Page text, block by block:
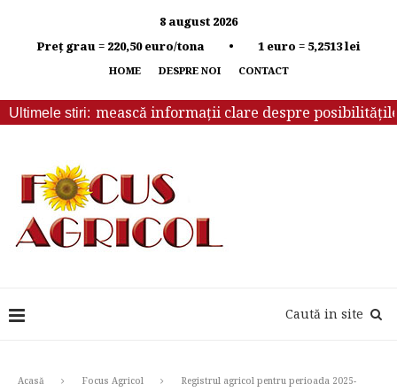
8 august 2026
Preț grau = 220,50 euro/tona • 1 euro = 5,2513 lei
HOME DESPRE NOI CONTACT
Ultimele stiri:
să primească informații clare despre posibilitățile
Caută in site
Acasă Focus Agricol
Registrul agricol pentru perioada 2025-